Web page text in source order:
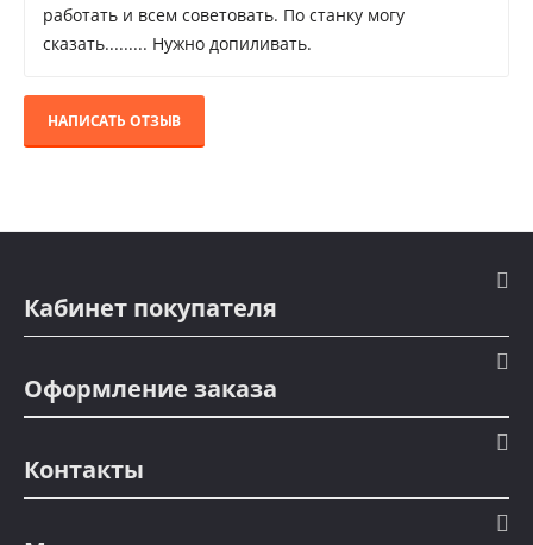
работать и всем советовать. По станку могу
сказать......... Нужно допиливать.
НАПИСАТЬ ОТЗЫВ
Кабинет покупателя
Оформление заказа
Контакты